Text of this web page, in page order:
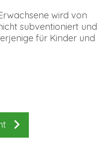
wird von
subventioniert und
für Kinder und